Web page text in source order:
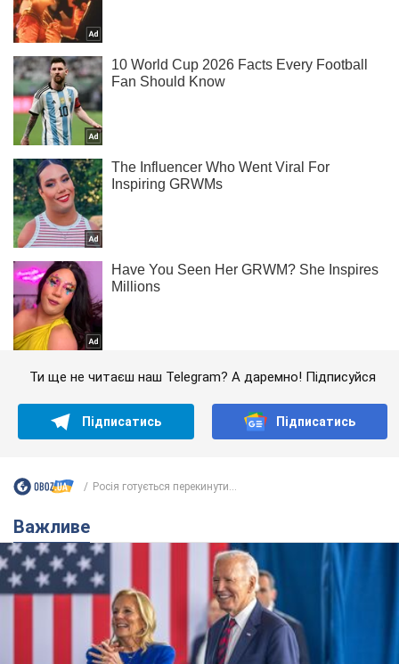
Ти ще не читаєш наш Telegram? А даремно! Підписуйся
Підписатись Підписатись
Росія готується перекинути...
Важливе